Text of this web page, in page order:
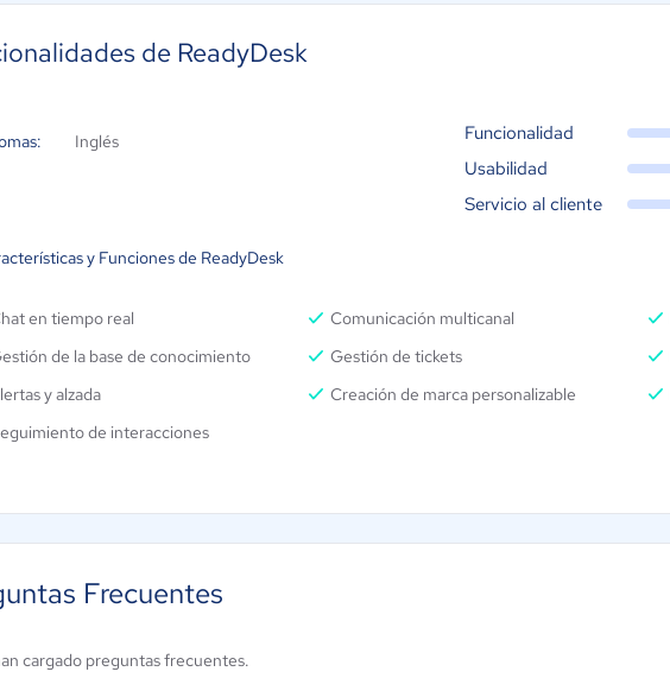
de ReadyDesk
Inglés Funcionalidad
Usabilidad
Servicio al cliente
y Funciones de ReadyDesk
en tiempo real Comunicación multicanal
de la base de conocimiento
Gestión de tickets
y alzada
Creación de marca personalizable
de interacciones
Frecuentes
cargado preguntas frecuentes.